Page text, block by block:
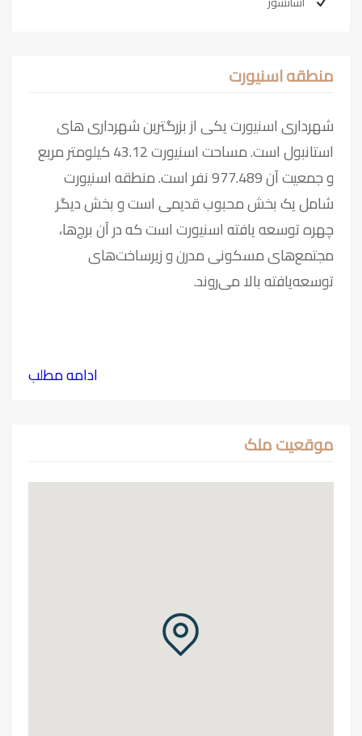
منطقه اسنیورت
شهرداری اسنیورت یکی از بزرگترین شهرداری های
استانبول است. مساحت اسنیورت 43.12 کیلومتر مربع
و جمعیت آن 977.489 نفر است. منطقه اسنیورت
شامل یک بخش محبوب قدیمی است و بخش دیگر
چهره توسعه یافته اسنیورت است که در آن برج‌ها،
مجتمع‌های مسکونی مدرن و زیرساخت‌های
توسعه‌یافته بالا می‌روند.
ادامه مطلب
موقعیت ملک